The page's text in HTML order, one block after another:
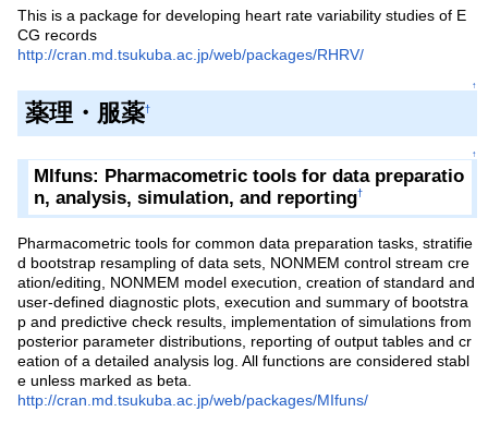
This is a package for developing heart rate variability studies of E
CG records
http://cran.md.tsukuba.ac.jp/web/packages/RHRV/
↑
薬理・服薬†
↑
MIfuns: Pharmacometric tools for data preparatio
n, analysis, simulation, and reporting†
Pharmacometric tools for common data preparation tasks, stratifie
d bootstrap resampling of data sets, NONMEM control stream cre
ation/editing, NONMEM model execution, creation of standard and
user-defined diagnostic plots, execution and summary of bootstra
p and predictive check results, implementation of simulations from
posterior parameter distributions, reporting of output tables and cr
eation of a detailed analysis log. All functions are considered stabl
e unless marked as beta.
http://cran.md.tsukuba.ac.jp/web/packages/MIfuns/